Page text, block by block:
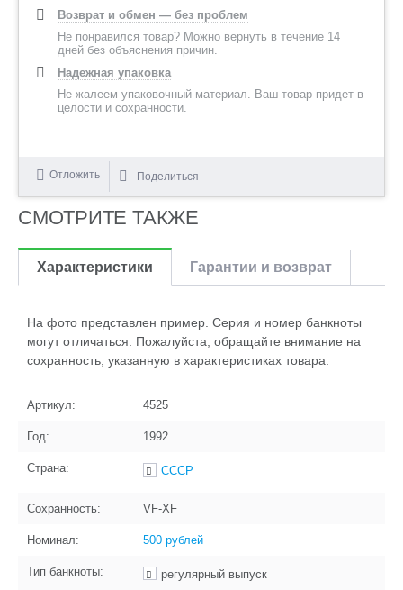
Возврат и обмен — без проблем
Не понравился товар? Можно вернуть в течение 14
дней без объяснения причин.
Надежная упаковка
Не жалеем упаковочный материал. Ваш товар придет в
целости и сохранности.
Отложить Поделиться
СМОТРИТЕ ТАКЖЕ
Характеристики Гарантии и возврат
На фото представлен пример. Серия и номер банкноты
могут отличаться. Пожалуйста, обращайте внимание на
сохранность, указанную в характеристиках товара.
Артикул: 4525
Год: 1992
Страна: СССР
Сохранность: VF-XF
Номинал: 500 рублей
Тип банкноты: регулярный выпуск